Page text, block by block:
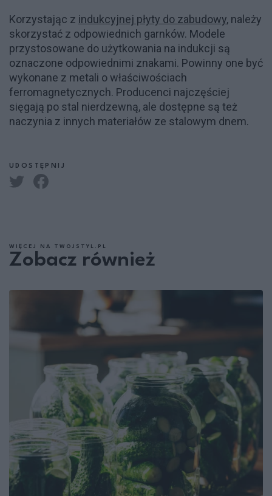
Korzystając z indukcyjnej płyty do zabudowy, należy
skorzystać z odpowiednich garnków. Modele
przystosowane do użytkowania na indukcji są
oznaczone odpowiednimi znakami. Powinny one być
wykonane z metali o właściwościach
ferromagnetycznych. Producenci najczęściej
sięgają po stal nierdzewną, ale dostępne są też
naczynia z innych materiałów ze stalowym dnem.
UDOSTĘPNIJ
WIĘCEJ NA TWOJSTYL.PL
Zobacz również